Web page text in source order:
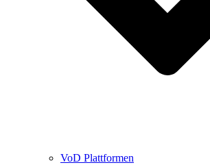
VoD Plattformen